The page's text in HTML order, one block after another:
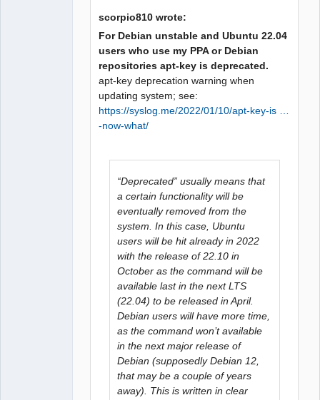
scorpio810 wrote:
For Debian unstable and Ubuntu 22.04
users who use my PPA or Debian
repositories apt-key is deprecated.
apt-key deprecation warning when
updating system; see:
https://syslog.me/2022/01/10/apt-key-is …
-now-what/
“Deprecated” usually means that
a certain functionality will be
eventually removed from the
system. In this case, Ubuntu
users will be hit already in 2022
with the release of 22.10 in
October as the command will be
available last in the next LTS
(22.04) to be released in April.
Debian users will have more time,
as the command won’t available
in the next major release of
Debian (supposedly Debian 12,
that may be a couple of years
away). This is written in clear